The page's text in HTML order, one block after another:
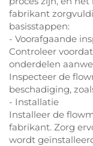
fabrikant
basisstappen:
- Voorafgaande
Controleer
onderdelen
Inspecteer de
beschadiging,
- Installatie
Installeer de
fabrikant. Zorg
wordt